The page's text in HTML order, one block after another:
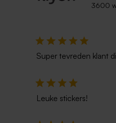
3600
Super tevreden klant
Leuke stickers!